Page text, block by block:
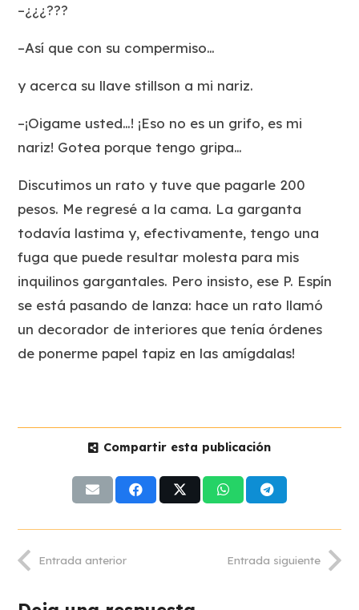
–¿¿¿???
–Así que con su compermiso…
y acerca su llave stillson a mi nariz.
–¡Oigame usted…! ¡Eso no es un grifo, es mi
nariz! Gotea porque tengo gripa…
Discutimos un rato y tuve que pagarle 200
pesos. Me regresé a la cama. La garganta
todavía lastima y, efectivamente, tengo una
fuga que puede resultar molesta para mis
inquilinos gargantales. Pero insisto, ese P. Espín
se está pasando de lanza: hace un rato llamó
un decorador de interiores que tenía órdenes
de ponerme papel tapiz en las amígdalas!
Compartir esta publicación
Entrada anterior Entrada siguiente